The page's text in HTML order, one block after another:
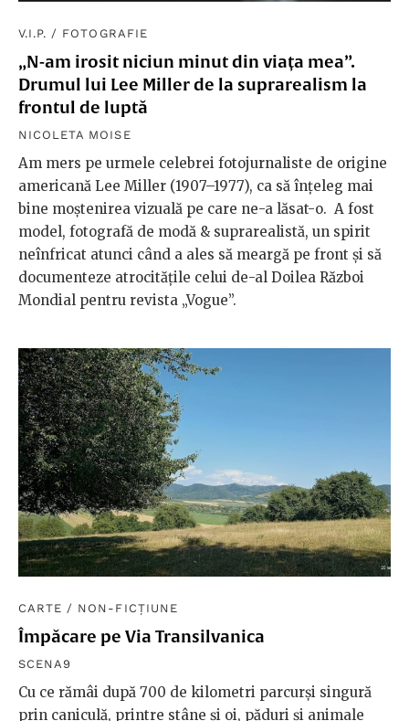
V.I.P. / FOTOGRAFIE
„N-am irosit niciun minut din viața mea”.
Drumul lui Lee Miller de la suprarealism la
frontul de luptă
NICOLETA MOISE
Am mers pe urmele celebrei fotojurnaliste de origine
americană Lee Miller (1907–1977), ca să înțeleg mai
bine moștenirea vizuală pe care ne-a lăsat-o. A fost
model, fotografă de modă & suprarealistă, un spirit
neînfricat atunci când a ales să meargă pe front și să
documenteze atrocitățile celui de-al Doilea Război
Mondial pentru revista „Vogue”.
CARTE / NON-FICȚIUNE
Împăcare pe Via Transilvanica
SCENA9
Cu ce rămâi după 700 de kilometri parcurși singură
prin caniculă, printre stâne și oi, păduri și animale